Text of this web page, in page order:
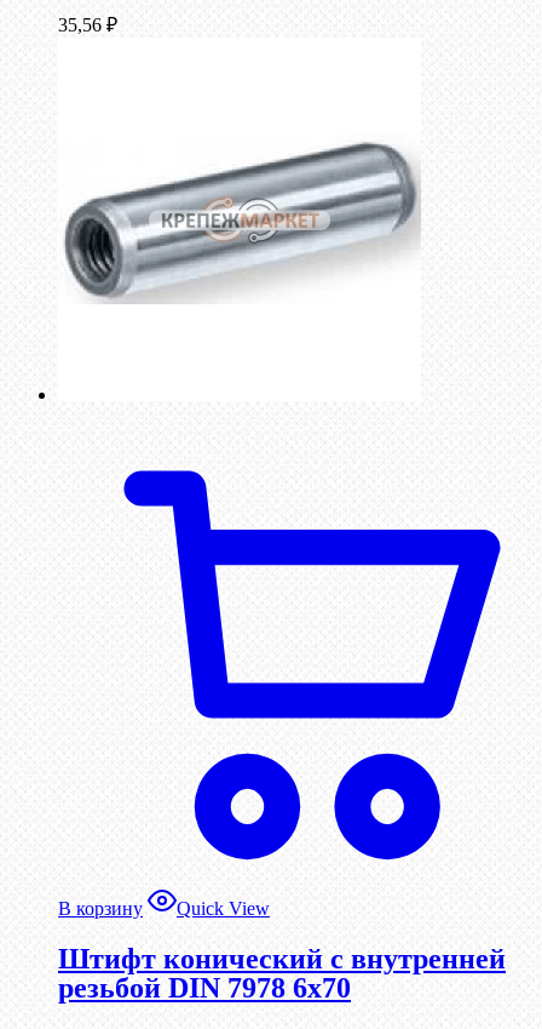
35,56 ₽
В корзину Quick View
Штифт конический с внутренней
резьбой DIN 7978 6х70